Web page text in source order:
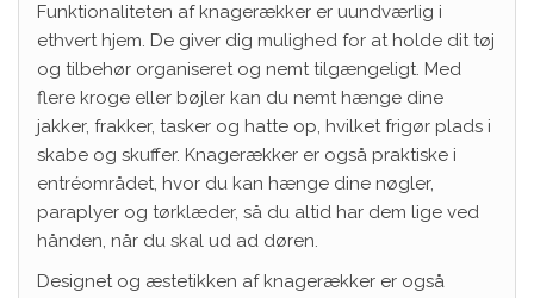
Funktionaliteten af knagerækker er uundværlig i
ethvert hjem. De giver dig mulighed for at holde dit tøj
og tilbehør organiseret og nemt tilgængeligt. Med
flere kroge eller bøjler kan du nemt hænge dine
jakker, frakker, tasker og hatte op, hvilket frigør plads i
skabe og skuffer. Knagerækker er også praktiske i
entréområdet, hvor du kan hænge dine nøgler,
paraplyer og tørklæder, så du altid har dem lige ved
hånden, når du skal ud ad døren.
Designet og æstetikken af knagerækker er også